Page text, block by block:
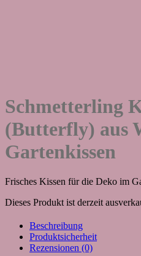
Schmetterling
(Butterfly) aus
Gartenkissen
Frisches Kissen für die Deko im
Dieses Produkt ist derzeit
Beschreibung
Produktsicherheit
Rezensionen (0)